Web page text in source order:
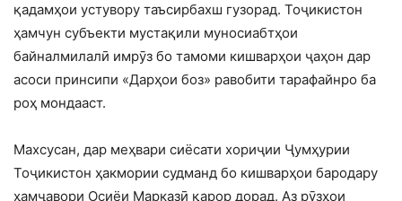
қадамҳои устувору таъсирбахш гузорад. Тоҷикистон
ҳамчун субъекти мустақили муносиабтҳои
байналмилалӣ имрӯз бо тамоми кишварҳои ҷаҳон дар
асоси принсипи «Дарҳои боз» равобити тарафайнро ба
роҳ мондааст.
Махсусан, дар меҳвари сиёсати хориҷии Ҷумҳурии
Тоҷикистон ҳакмории судманд бо кишварҳои бародару
ҳамҷавори Осиёи Марказӣ қарор дорад. Аз рӯзҳои